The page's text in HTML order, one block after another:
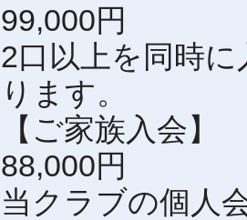
99,000円
2口以上を同時
ります。
【ご家族入会】
88,000円
当クラブの個人